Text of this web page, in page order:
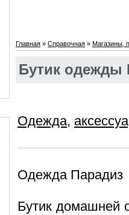
Главная » Справочная » Магазины,
Бутик одежды
Одежда,
Одежда Парадиз
Бутик домашней